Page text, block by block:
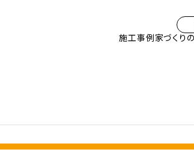
施工事例家づくり